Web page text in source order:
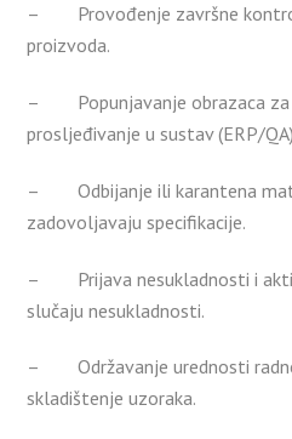
– Provođenje završne
proizvoda.
– Popunjavanje obrazaca za
prosljeđivanje u sustav (ERP/
– Odbijanje ili karantena
zadovoljavaju specifikacije.
– Prijava nesukladnosti i
slučaju nesukladnosti.
– Održavanje urednosti
skladištenje uzoraka.